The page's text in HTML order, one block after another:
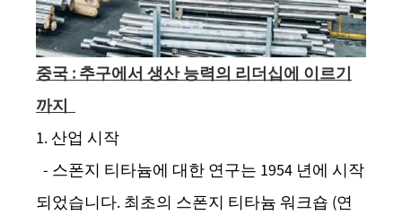
중국 : 추구에서 생산 능력의 리더십에 이르기
까지
1. 산업 시작
- 스폰지 티타늄에 대한 연구는 1954 년에 시작
되었습니다. 최초의 스폰지 티타늄 워크숍 (연